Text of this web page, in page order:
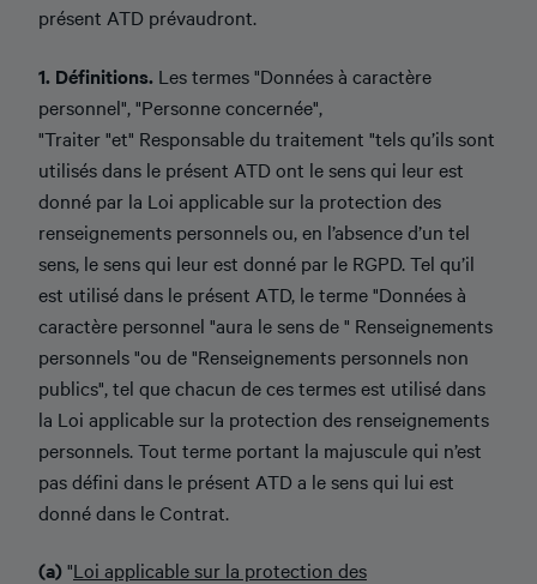
présent ATD prévaudront.
1. Définitions. Les termes "Données à caractère
personnel", "Personne concernée",
"Traiter "et" Responsable du traitement "tels qu’ils sont
utilisés dans le présent ATD ont le sens qui leur est
donné par la Loi applicable sur la protection des
renseignements personnels ou, en l’absence d’un tel
sens, le sens qui leur est donné par le RGPD. Tel qu’il
est utilisé dans le présent ATD, le terme "Données à
caractère personnel "aura le sens de " Renseignements
personnels "ou de "Renseignements personnels non
publics", tel que chacun de ces termes est utilisé dans
la Loi applicable sur la protection des renseignements
personnels. Tout terme portant la majuscule qui n’est
pas défini dans le présent ATD a le sens qui lui est
donné dans le Contrat.
(a)"Loi applicable sur la protection des